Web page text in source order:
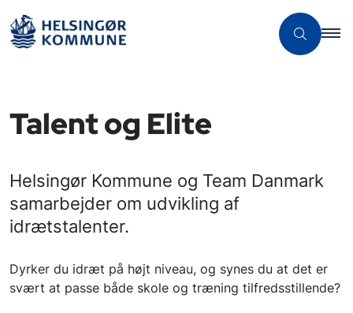
Talent og Elite
Helsingør Kommune og Team Danmark
samarbejder om udvikling af
idrætstalenter.
Dyrker du idræt på højt niveau, og synes du at det er
svært at passe både skole og træning tilfredsstillende?